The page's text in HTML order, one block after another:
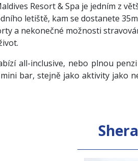
Resort & Spa je jedním z
letiště, kam se dostanete
a nekonečné možnosti
all-inclusive, nebo plnou
bar, stejně jako aktivity jako